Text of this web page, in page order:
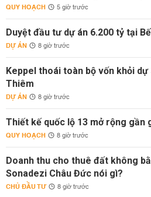
QUY HOẠCH 5 giờ trước
Duyệt đầu tư dự án 6.200 tỷ tại
DỰ ÁN 8 giờ trước
Keppel thoái toàn bộ vốn khỏi
Thiêm
DỰ ÁN 8 giờ trước
Thiết kế quốc lộ 13 mở rộng gần
QUY HOẠCH 8 giờ trước
Doanh thu cho thuê đất không
Sonadezi Châu Đức nói gì?
CHỦ ĐẦU TƯ 8 giờ trước